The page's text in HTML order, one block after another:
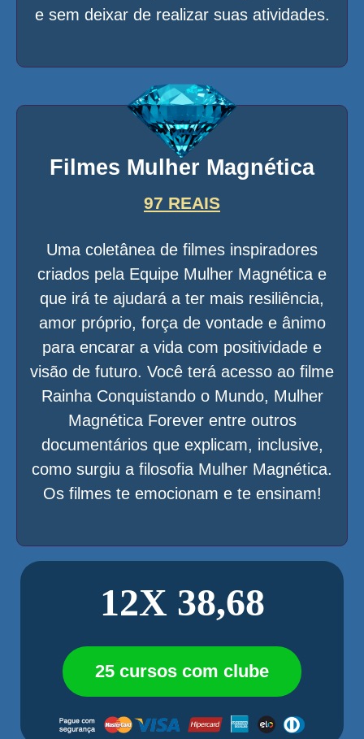
e sem deixar de realizar suas atividades.
Filmes Mulher Magnética
97 REAIS
Uma coletânea de filmes inspiradores
criados pela Equipe Mulher Magnética e
que irá te ajudará a ter mais resiliência,
amor próprio, força de vontade e ânimo
para encarar a vida com positividade e
visão de futuro. Você terá acesso ao filme
Rainha Conquistando o Mundo, Mulher
Magnética Forever entre outros
documentários que explicam, inclusive,
como surgiu a filosofia Mulher Magnética.
Os filmes te emocionam e te ensinam!
12X 38,68
25 cursos com clube